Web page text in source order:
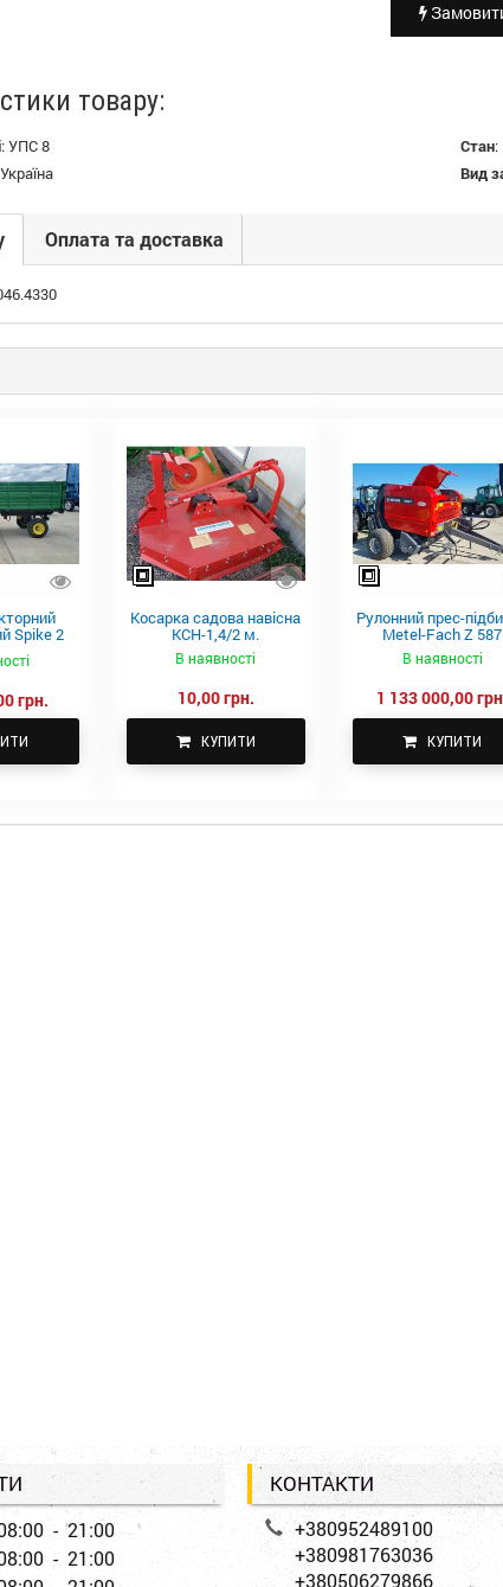
товару:
:УПС 8 Стан:
Україна Вид
Оплата та доставка
Spike 2
грн.
Косарка садова навісна
КСН-1,4/2 м.
В наявності
10,00 грн.
КУПИТИ
Рулонний прес-
Metel-Fach Z 587
В наявності
1 133 000,00
КУПИТИ
- 21:00
- 21:00
КОНТАКТИ
+380952489100
+380981763036
+380506279866